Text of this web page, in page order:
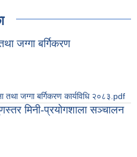
जग्गा बर्गिकरण
तथा जग्गा बर्गिकरण कार्यविधि २०८३.pdf
मिनी-प्रयोगशाला सञ्चालन